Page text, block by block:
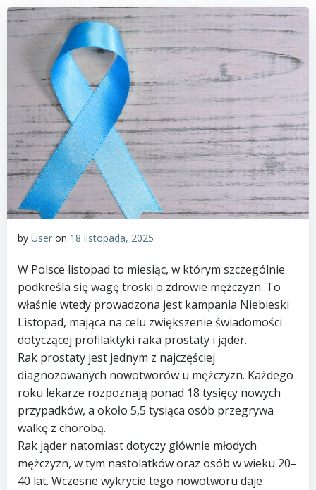
by User on 18 listopada, 2025
W Polsce listopad to miesiąc, w którym szczególnie
podkreśla się wagę troski o zdrowie mężczyzn. To
właśnie wtedy prowadzona jest kampania Niebieski
Listopad, mająca na celu zwiększenie świadomości
dotyczącej profilaktyki raka prostaty i jąder.
Rak prostaty jest jednym z najczęściej
diagnozowanych nowotworów u mężczyzn. Każdego
roku lekarze rozpoznają ponad 18 tysięcy nowych
przypadków, a około 5,5 tysiąca osób przegrywa
walkę z chorobą.
Rak jąder natomiast dotyczy głównie młodych
mężczyzn, w tym nastolatków oraz osób w wieku 20–
40 lat. Wczesne wykrycie tego nowotworu daje